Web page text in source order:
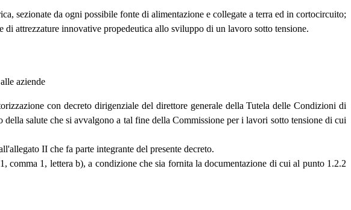
sezionate da ogni possibile fonte di alimentazione e collegate a terra ed in cortocircuito;
attrezzature innovative propedeutica allo sviluppo di un lavoro sotto tensione.
aziende
con decreto dirigenziale del direttore generale della Tutela delle Condizioni di
salute che si avvalgono a tal fine della Commissione per i lavori sotto tensione di cui
II che fa parte integrante del presente decreto.
comma 1, lettera b), a condizione che sia fornita la documentazione di cui al punto 1.2.2